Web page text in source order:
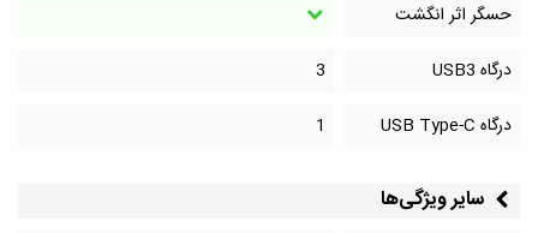
حسگر اثر انگشت
درگاه‌ USB3
3
درگاه‌ USB Type-C
1
سایر ویژگی‌ها